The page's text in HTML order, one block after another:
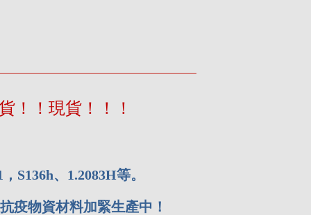
！！現貨！！！
S136h、1.2083H等。
疫物資材料加緊生產中！